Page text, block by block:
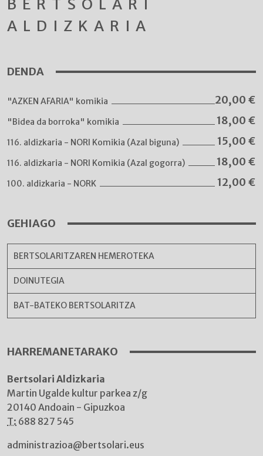
BERTSOLARI
ALDIZKARIA
DENDA
"AZKEN AFARIA" komikia 20,00 €
"Bidea da borroka" komikia 18,00 €
116. aldizkaria - NORI Komikia (Azal biguna) 15,00 €
116. aldizkaria - NORI Komikia (Azal gogorra) 18,00 €
100. aldizkaria - NORK 12,00 €
GEHIAGO
BERTSOLARITZAREN HEMEROTEKA
DOINUTEGIA
BAT-BATEKO BERTSOLARITZA
HARREMANETARAKO
Bertsolari Aldizkaria
Martin Ugalde kultur parkea z/g
20140 Andoain - Gipuzkoa
T: 688 827 545
administrazioa@bertsolari.eus